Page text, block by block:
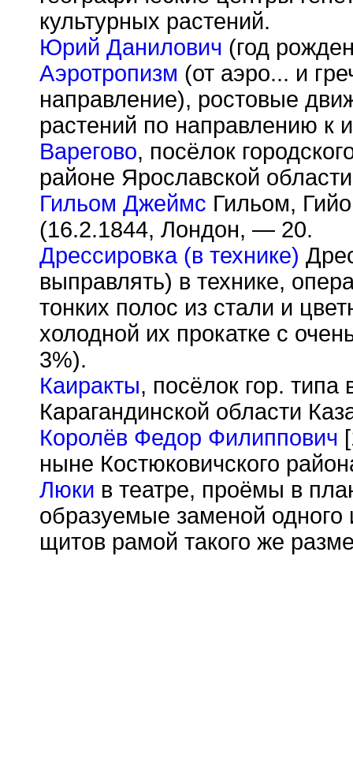
культурных растений.
Юрий Данилович (год
Аэротропизм (от аэро... и
направление), ростовые
растений по направлению к
Варегово, посёлок
районе Ярославской
Гильом Джеймс Гильом,
(16.2.1844, Лондон, — 20.
Дрессировка (в технике)
выправлять) в технике,
тонких полос из стали и
холодной их прокатке с
3%).
Каиракты, посёлок гор.
Карагандинской области
Королёв Федор Филиппович
ныне Костюковичского
Люки в театре, проёмы в
образуемые заменой
щитов рамой такого же